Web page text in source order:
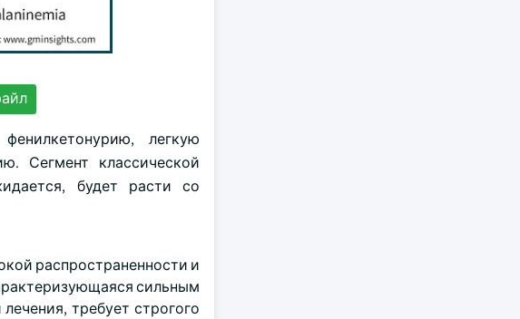
легкую
Сегмент классической
будет расти со
распространенности и
сильным
требует строгого